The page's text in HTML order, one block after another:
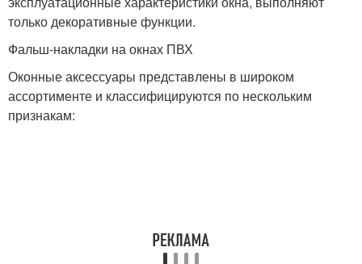
только декоративные функции.
Фальш-накладки на окнах ПВХ
Оконные аксессуары представлены в широком
ассортименте и классифицируются по нескольким
признакам: